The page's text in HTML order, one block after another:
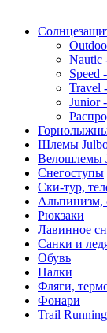
Nautic
Speed
Travel
Junior
Шлемы
Велошлемы
Снегоступы
Ски-тур,
Альпинизм,
Рюкзаки
Лавинное
Санки и
Обувь
Палки
Фляги,
Фонари
Trail Running